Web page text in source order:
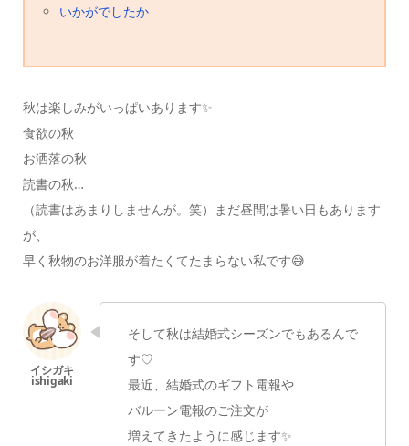
いかがでしたか
秋は楽しみがいっぱいあります✨
食欲の秋
お洒落の秋
読書の秋…
（読書はあまりしませんが。笑）まだ昼間は暑い日もあります
が、
早く秋物のお洋服が着たくてたまらない私です😅
そして秋は結婚式シーズンでもあるんで
す♡
最近、結婚式のギフト電報や
バルーン電報のご注文が
増えてきたように感じます✨